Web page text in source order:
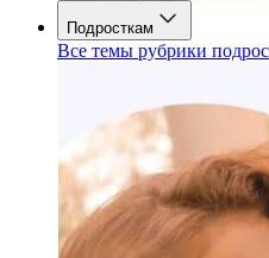
Подросткам
Все темы рубрики